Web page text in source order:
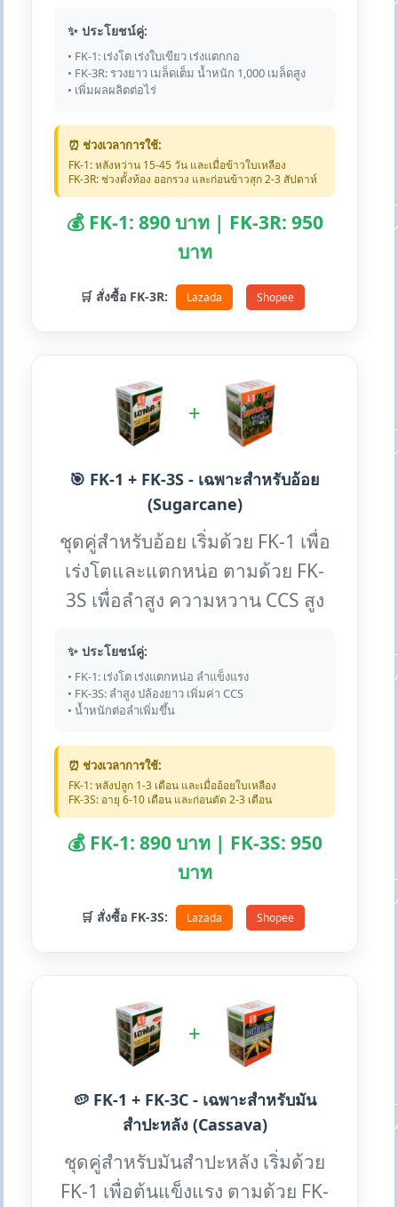
✨ ประโยชน์คู่:
• FK-1: เร่งโต เร่งใบเขียว เร่งแตกกอ
• FK-3R: รวงยาว เมล็ดเต็ม น้ำหนัก 1,000 เมล็ดสูง
• เพิ่มผลผลิตต่อไร่
⏰ ช่วงเวลาการใช้:
FK-1: หลังหว่าน 15-45 วัน และเมื่อข้าวใบเหลือง
FK-3R: ช่วงตั้งท้อง ออกรวง และก่อนข้าวสุก 2-3 สัปดาห์
💰 FK-1: 890 บาท | FK-3R: 950
บาท
🛒 สั่งซื้อ FK-3R: Lazada Shopee
+
🎯 FK-1 + FK-3S - เฉพาะสำหรับอ้อย
(Sugarcane)
ชุดคู่สำหรับอ้อย เริ่มด้วย FK-1 เพื่อ
เร่งโตและแตกหน่อ ตามด้วย FK-
3S เพื่อลำสูง ความหวาน CCS สูง
✨ ประโยชน์คู่:
• FK-1: เร่งโต เร่งแตกหน่อ ลำแข็งแรง
• FK-3S: ลำสูง ปล้องยาว เพิ่มค่า CCS
• น้ำหนักต่อลำเพิ่มขึ้น
⏰ ช่วงเวลาการใช้:
FK-1: หลังปลูก 1-3 เดือน และเมื่ออ้อยใบเหลือง
FK-3S: อายุ 6-10 เดือน และก่อนตัด 2-3 เดือน
💰 FK-1: 890 บาท | FK-3S: 950
บาท
🛒 สั่งซื้อ FK-3S: Lazada Shopee
+
🥔 FK-1 + FK-3C - เฉพาะสำหรับมัน
สำปะหลัง (Cassava)
ชุดคู่สำหรับมันสำปะหลัง เริ่มด้วย
FK-1 เพื่อต้นแข็งแรง ตามด้วย FK-